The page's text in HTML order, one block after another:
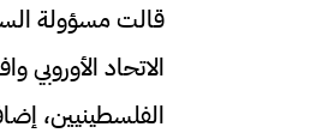
قالت مسؤولة
الاتحاد
الفلسطينيين،